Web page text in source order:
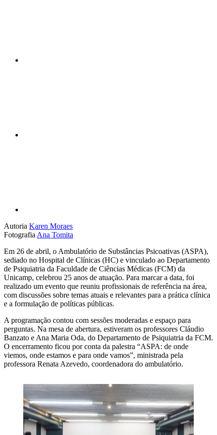
Autoria Karen Moraes
Fotografia Ana Tomita
Em 26 de abril, o Ambulatório de Substâncias Psicoativas (ASPA),
sediado no Hospital de Clínicas (HC) e vinculado ao Departamento
de Psiquiatria da Faculdade de Ciências Médicas (FCM) da
Unicamp, celebrou 25 anos de atuação. Para marcar a data, foi
realizado um evento que reuniu profissionais de referência na área,
com discussões sobre temas atuais e relevantes para a prática clínica
e a formulação de políticas públicas.
A programação contou com sessões moderadas e espaço para
perguntas. Na mesa de abertura, estiveram os professores Cláudio
Banzato e Ana Maria Oda, do Departamento de Psiquiatria da FCM.
O encerramento ficou por conta da palestra “ASPA: de onde
viemos, onde estamos e para onde vamos”, ministrada pela
professora Renata Azevedo, coordenadora do ambulatório.